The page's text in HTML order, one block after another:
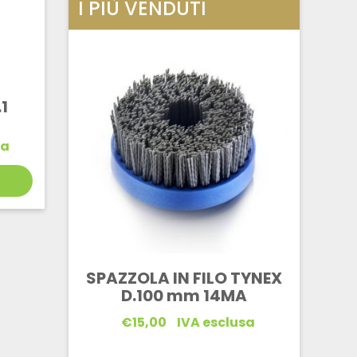
I PIÙ VENDUTI
SPAZZOLA IN FILO TYNEX
D.100 mm 14MA
€15,00 IVA esclusa